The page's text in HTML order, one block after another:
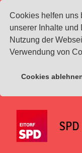
Cookies helfen uns
unserer Inhalte und
Nutzung der
Verwendung von
Cookies
springen